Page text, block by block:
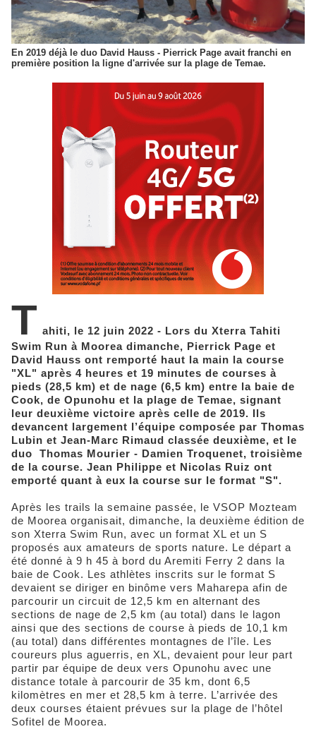
En 2019 déjà le duo David Hauss - Pierrick Page avait franchi en
première position la ligne d'arrivée sur la plage de Temae.
T ahiti, le 12 juin 2022 - Lors du Xterra Tahiti
Swim Run à Moorea dimanche, Pierrick Page et
David Hauss ont remporté haut la main la course
"XL" après 4 heures et 19 minutes de courses à
pieds (28,5 km) et de nage (6,5 km) entre la baie de
Cook, de Opunohu et la plage de Temae, signant
leur deuxième victoire après celle de 2019. Ils
devancent largement l’équipe composée par Thomas
Lubin et Jean-Marc Rimaud classée deuxième, et le
duo Thomas Mourier - Damien Troquenet, troisième
de la course. Jean Philippe et Nicolas Ruiz ont
emporté quant à eux la course sur le format "S".
Après les trails la semaine passée, le VSOP Mozteam
de Moorea organisait, dimanche, la deuxième édition de
son Xterra Swim Run, avec un format XL et un S
proposés aux amateurs de sports nature. Le départ a
été donné à 9 h 45 à bord du Aremiti Ferry 2 dans la
baie de Cook. Les athlètes inscrits sur le format S
devaient se diriger en binôme vers Maharepa afin de
parcourir un circuit de 12,5 km en alternant des
sections de nage de 2,5 km (au total) dans le lagon
ainsi que des sections de course à pieds de 10,1 km
(au total) dans différentes montagnes de l’île. Les
coureurs plus aguerris, en XL, devaient pour leur part
partir par équipe de deux vers Opunohu avec une
distance totale à parcourir de 35 km, dont 6,5
kilomètres en mer et 28,5 km à terre. L’arrivée des
deux courses étaient prévues sur la plage de l’hôtel
Sofitel de Moorea.